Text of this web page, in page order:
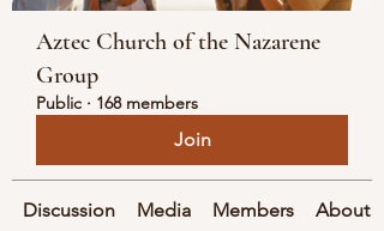
Aztec Church of the Nazarene
Group
Public · 168 members
Join
Discussion Media Members About